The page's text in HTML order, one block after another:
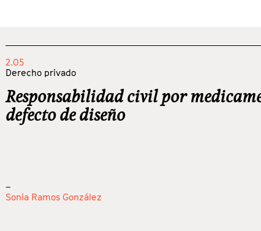
2.05
Derecho privado
Responsabilidad civil por
defecto de diseño
_
Sonia Ramos González